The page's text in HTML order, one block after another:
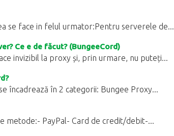
se face in felul urmator:Pentru serverele de...
Ce e de făcut? (BungeeCord)
invizibil la proxy și, prin urmare, nu puteți...
încadrează în 2 categorii: Bungee Proxy...
metode:- PayPal- Card de credit/debit-...